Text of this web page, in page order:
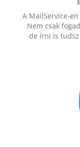
A MailService-
Nem csak
de írni is